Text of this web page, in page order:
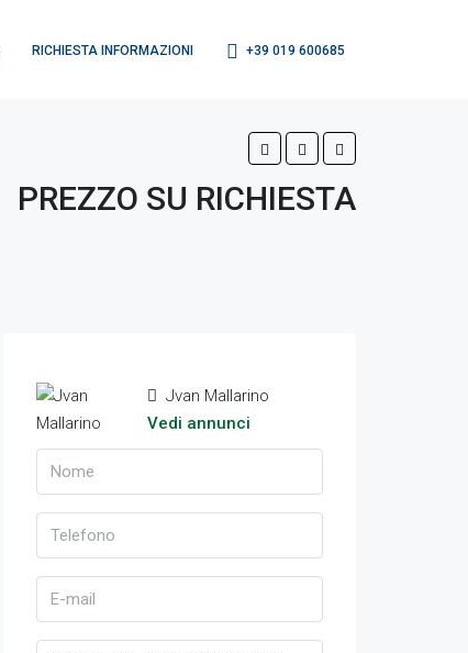
RICHIESTA INFORMAZIONI +39 019 600685
PREZZO SU RICHIESTA
Jvan Mallarino
Vedi annunci